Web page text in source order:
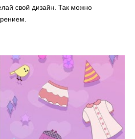
свой дизайн. Так можно